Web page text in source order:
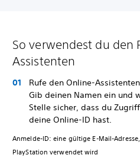
So verwendest du den
Assistenten
Rufe den Online-
Gib deinen Namen ein und
Stelle sicher, dass du
deine Online-ID hast.
Anmelde-ID: eine gültige E-Mail-
PlayStation verwendet wird